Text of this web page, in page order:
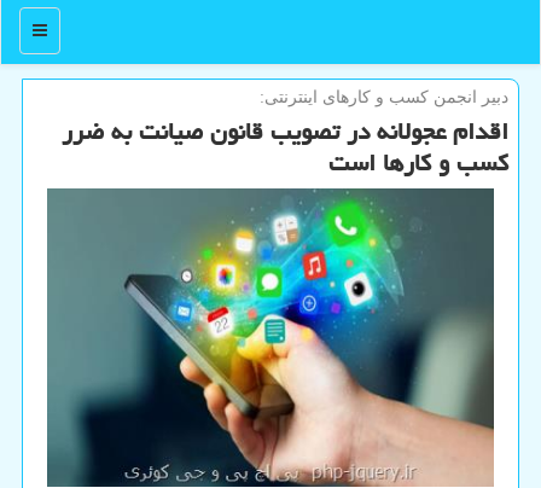
منو
دبیر انجمن كسب و كارهای اینترنتی:
اقدام عجولانه در تصویب قانون صیانت به ضرر
کسب و کارها است